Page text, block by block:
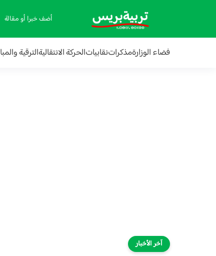
أضف خبرا أو مقالة
فضاء الوزارةمذكراتنقابياتالحركة الانتقاليةالترقية
آخر الأخبار